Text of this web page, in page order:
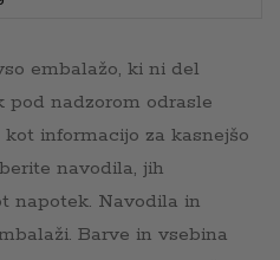
embalažo, ki ni del
pod nadzorom odrasle
informacijo za kasnejšo
navodila, jih
napotek. Navodila in
Barve in vsebina